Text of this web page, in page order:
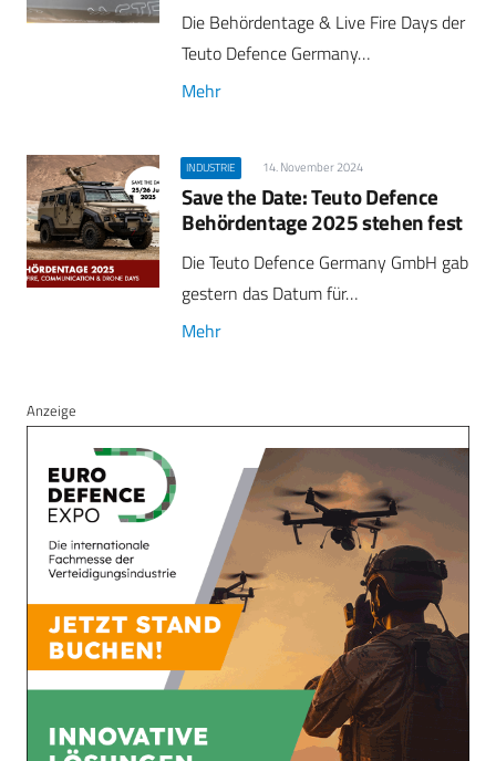
Die Behördentage & Live Fire Days der
Teuto Defence Germany…
Mehr
INDUSTRIE 14. November 2024
Save the Date: Teuto Defence
Behördentage 2025 stehen fest
Die Teuto Defence Germany GmbH gab
gestern das Datum für…
Mehr
Anzeige